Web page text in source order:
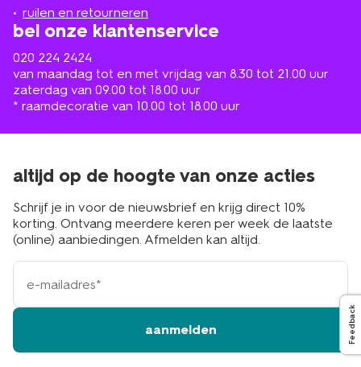
ruilen en retourneren
bel onze klantenservice
020 224 2424
van maandag tot en met vrijdag van 8.30 tot 21.00 uur
zaterdag van 09.00 tot 18.00 uur
* raamdecoratie van 10.00 tot 18.00 uur
buurt
altijd op de hoogte van onze acties
Schrijf je in voor de nieuwsbrief en krijg direct 10%
korting. Ontvang meerdere keren per week de laatste
(online) aanbiedingen. Afmelden kan altijd.
e-
mailadres
aanmelden Feedback